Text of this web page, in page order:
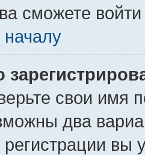
сможете
началу
свои имя
два
вы